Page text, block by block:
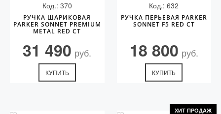
Код.: 370
РУЧКА ШАРИКОВАЯ
PARKER SONNET PREMIUM
METAL RED CT
31 490 руб.
КУПИТЬ
Код.: 632
РУЧКА ПЕРЬЕВАЯ PARKER
SONNET F5 RED CT
18 800 руб.
КУПИТЬ
ХИТ ПРОДАЖ